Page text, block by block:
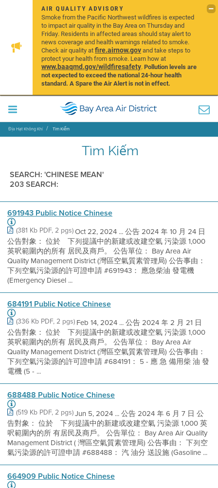
AIR QUALITY ADVISORY
Smoke from the Pacific Northwest wildfires is expected
to impact air quality in the Bay Area on Thursday and
Friday. Residents in affected areas should stay alert to
news coverage and health warnings related to smoke.
Check air quality atfire.airnow.govand take steps to
protect your health from smoke. Learn how at
www.baaqmd.gov/wildfiresafety.Pollution levels are
not expected to exceed the national 24-hour health
standard. A Spare the Air Alert is not in effect.
Địa Hạt Không Khí Tìm Kiếm
Tìm Kiếm
SEARCH: 'CHINESE MEAN'
203 SEARCH:
691943 Public Notice Chinese
(381 Kb PDF, 2 pgs)Oct 22, 2024 ... 公告 2024 年 10 月 24 日
公告對象： 位於離下列提議中的新建或改建空氣 污染源 1,000
英呎範圍內的所有 居民及商戶。 公告單位： Bay Area Air
Quality Management District (灣區空氣質素管理局) 公告事由：
下列空氣污染源的許可證申請 #691943： 應急柴油 發電機
(Emergency Diesel ...
684191 Public Notice Chinese
(336 Kb PDF, 2 pgs) Feb 14, 2024 ... 公告 2024 年 2 月 21 日
公告對象： 位於離下列提議中的新建或改建空氣 污染源 1,000
英呎範圍內的所有 居民及商戶。 公告單位： Bay Area Air
Quality Management District (灣區空氣質素管理局) 公告事由：
下列空氣污染源的許可證申請 #684191： 5 - 應 急 備用柴 油 發
電機 (5 - ...
688488 Public Notice Chinese
(519 Kb PDF, 2 pgs)Jun 5, 2024 ... 公告 2024 年 6 月 7 日 公
告對象： 位於離下列提議中的新建或改建空氣 污染源 1,000 英
呎範圍內的所 有居民及商戶。 公告單位： Bay Area Air Quality
Management District ( 灣區空氣質素管理局) 公告事由： 下列空
氣污染源的許可證申請 #688488： 汽 油分 送設施 (Gasoline ...
664909 Public Notice Chinese